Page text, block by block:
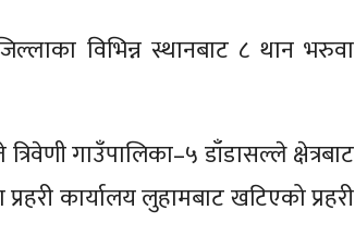
विभिन्न स्थानबाट ८ थान भरुवा
गाउँपालिका–५ डाँडासल्ले क्षेत्रबाट
कार्यालय लुहामबाट खटिएको प्रहरी